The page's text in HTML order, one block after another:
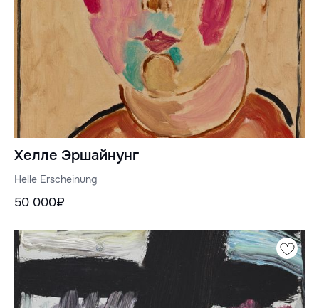
Хелле Эршайнунг
Helle Erscheinung
50 000₽